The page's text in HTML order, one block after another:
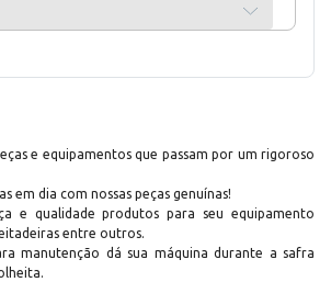
e equipamentos que passam por um rigoroso
em dia com nossas peças genuínas!
e qualidade produtos para seu equipamento
entre outros.
manutenção dá sua máquina durante a safra